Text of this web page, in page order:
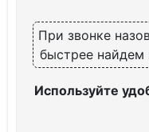
При звонке
быстрее
Используйте